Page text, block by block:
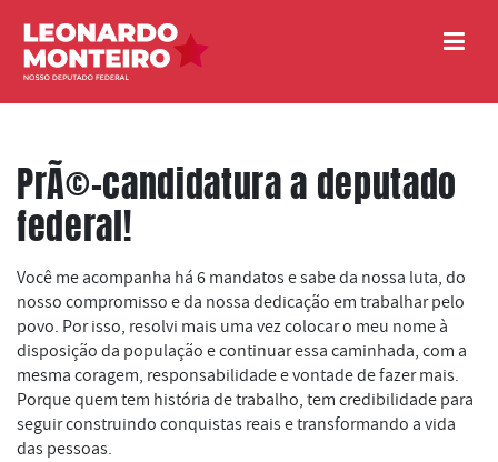
PrÃ©-candidatura a deputado
federal!
Você me acompanha há 6 mandatos e sabe da nossa luta, do
nosso compromisso e da nossa dedicação em trabalhar pelo
povo. Por isso, resolvi mais uma vez colocar o meu nome à
disposição da população e continuar essa caminhada, com a
mesma coragem, responsabilidade e vontade de fazer mais.
Porque quem tem história de trabalho, tem credibilidade para
seguir construindo conquistas reais e transformando a vida
das pessoas.